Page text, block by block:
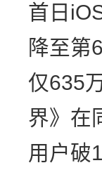
首日
降至第
仅635
界》在
用户破